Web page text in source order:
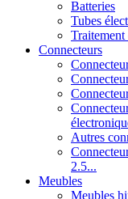
Batteries
Tubes
Traitement
Connecteurs
Autres
2.5...
Meubles
Meubles